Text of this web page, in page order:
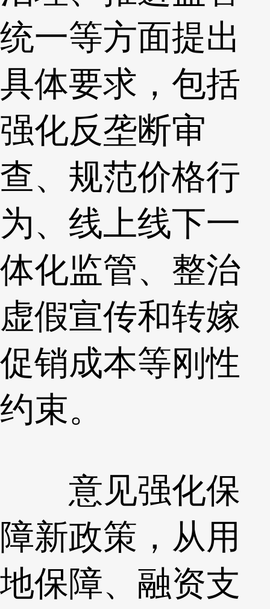
统一等方面提出
具体要求，包括
强化反垄断审
查、规范价格行
为、线上线下一
体化监管、整治
虚假宣传和转嫁
促销成本等刚性
约束。
意见强化保
障新政策，从用
地保障、融资支